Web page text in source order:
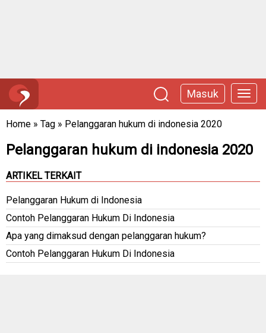
Masuk
Home » Tag » Pelanggaran hukum di indonesia 2020
Pelanggaran hukum di indonesia 2020
ARTIKEL TERKAIT
Pelanggaran Hukum di Indonesia
Contoh Pelanggaran Hukum Di Indonesia
Apa yang dimaksud dengan pelanggaran hukum?
Contoh Pelanggaran Hukum Di Indonesia